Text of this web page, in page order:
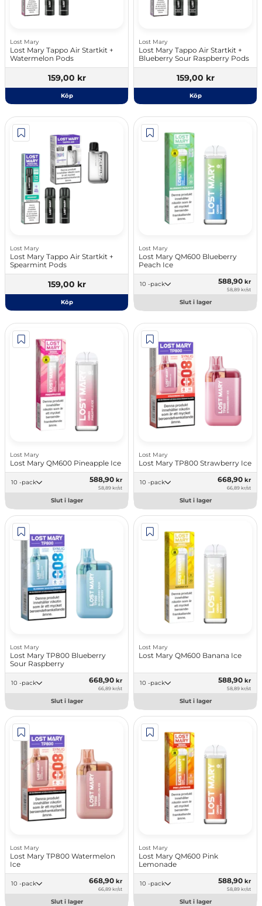
Lost Mary
Lost Mary Tappo Air Startkit +
Watermelon Pods
159,00 kr
Köp
Lost Mary
Lost Mary Tappo Air Startkit +
Blueberry Sour Raspberry Pods
159,00 kr
Köp
Lost Mary
Lost Mary Tappo Air Startkit +
Spearmint Pods
159,00 kr
Köp
Lost Mary
Lost Mary QM600 Blueberry
Peach Ice
10 -pack 588,90 kr
58,89 kr/st
Slut i lager
Lost Mary
Lost Mary QM600 Pineapple Ice
10 -pack 588,90 kr
58,89 kr/st
Slut i lager
Lost Mary
Lost Mary TP800 Strawberry Ice
10 -pack 668,90 kr
66,89 kr/st
Slut i lager
Lost Mary
Lost Mary TP800 Blueberry
Sour Raspberry
10 -pack 668,90 kr
66,89 kr/st
Slut i lager
Lost Mary
Lost Mary QM600 Banana Ice
10 -pack 588,90 kr
58,89 kr/st
Slut i lager
Lost Mary
Lost Mary TP800 Watermelon
Ice
10 -pack 668,90 kr
66,89 kr/st
Slut i lager
Lost Mary
Lost Mary QM600 Pink
Lemonade
10 -pack 588,90 kr
58,89 kr/st
Slut i lager